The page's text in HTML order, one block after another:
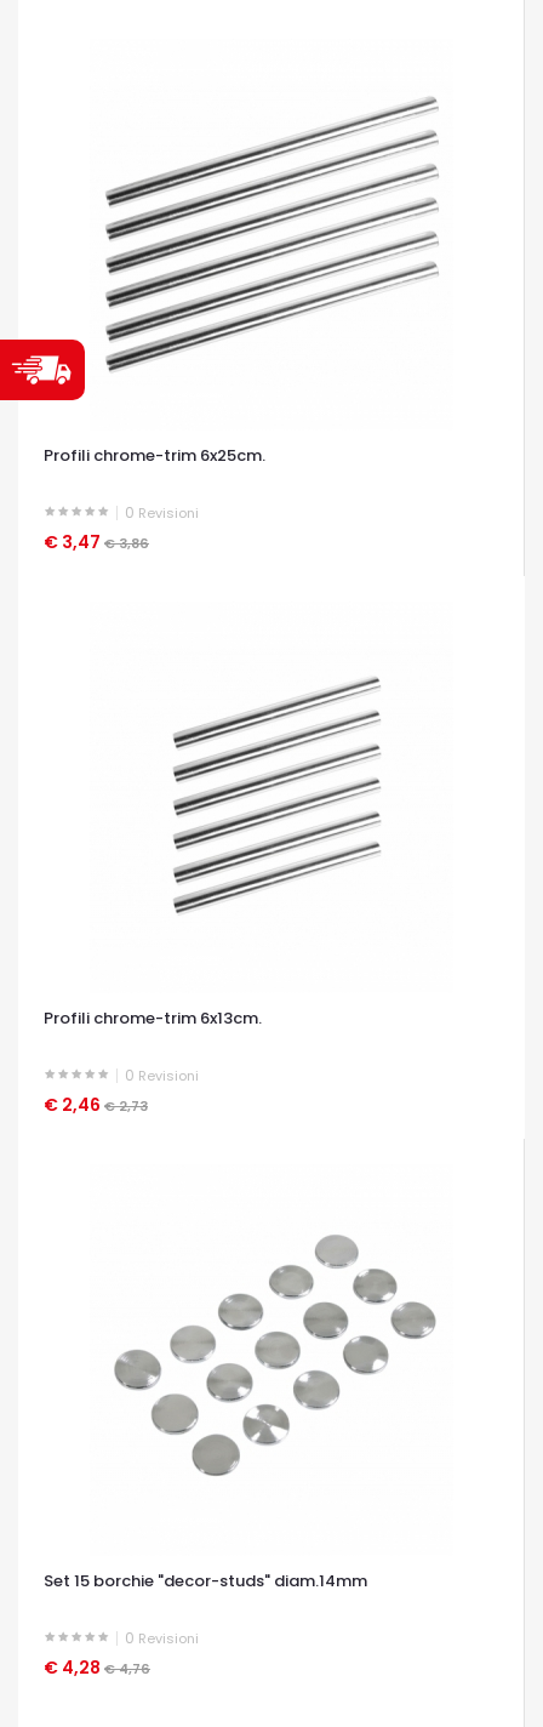
Profili chrome-trim 6x25cm.
0 Revisioni
€ 3,47 € 3,86
OCCHIATA VELOCE
Profili chrome-trim 6x13cm.
0 Revisioni
€ 2,46 € 2,73
OCCHIATA VELOCE
Set 15 borchie "decor-studs" diam.14mm
0 Revisioni
€ 4,28 € 4,76
OCCHIATA VELOCE